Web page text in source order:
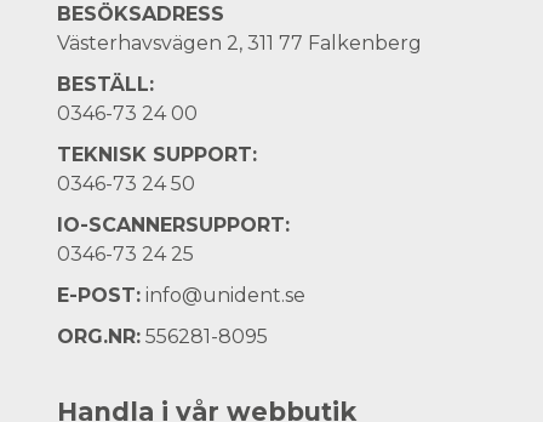
BESÖKSADRESS
Västerhavsvägen 2, 311 77 Falkenberg
BESTÄLL:
0346-73 24 00
TEKNISK SUPPORT:
0346-73 24 50
IO-SCANNERSUPPORT:
0346-73 24 25
E-POST: info@unident.se
ORG.NR: 556281-8095
Handla i vår webbutik